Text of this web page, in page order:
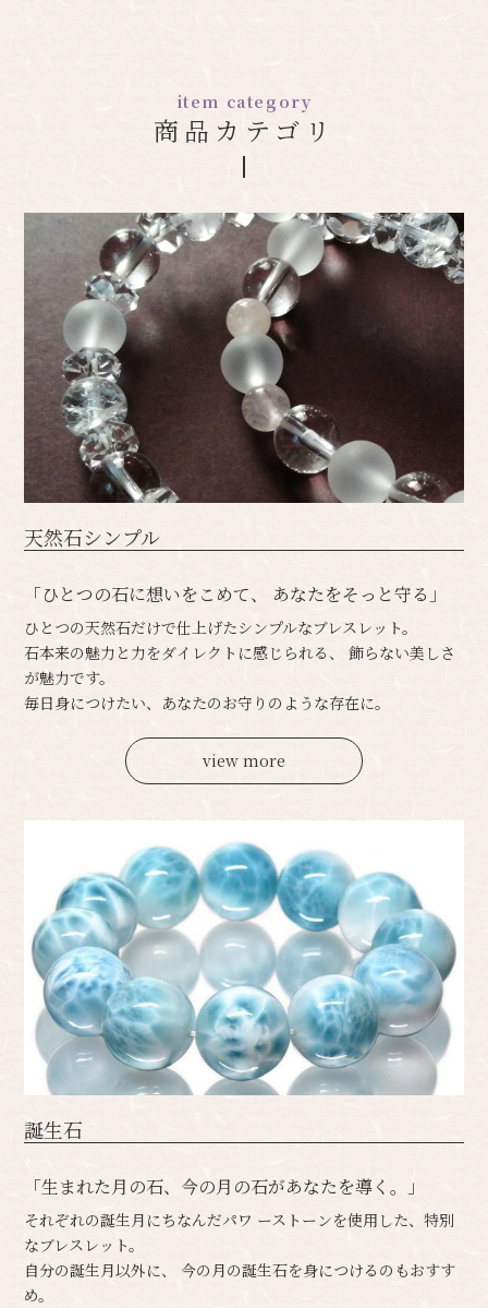
item category
商品カテゴリ
天然石シンプル
「ひとつの石に想いをこめて、 あなたをそっと守る」
ひとつの天然石だけで仕上げたシンプルなブレスレット。
石本来の魅力と力をダイレクトに感じられる、 飾らない美しさ
が魅力です。
毎日身につけたい、あなたのお守りのような存在に。
view more
誕生石
「生まれた月の石、今の月の石があなたを導く。」
それぞれの誕生月にちなんだパワ ーストーンを使用した、特別
なブレスレット。
自分の誕生月以外に、 今の月の誕生石を身につけるのもおすす
め。